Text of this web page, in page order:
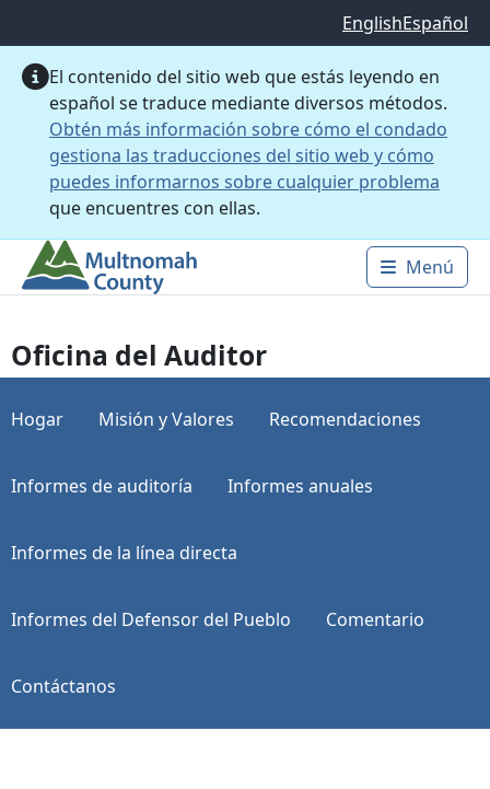
EnglishEspañol
El contenido del sitio web que estás leyendo en
español se traduce mediante diversos métodos.
Obtén más información sobre cómo el condado
gestiona las traducciones del sitio web y cómo
puedes informarnos sobre cualquier problema
que encuentres con ellas.
Main
Menú
Oficina del Auditor
Hogar Misión y Valores Recomendaciones
Informes de auditoría Informes anuales
Informes de la línea directa
Informes del Defensor del Pueblo Comentario
Contáctanos